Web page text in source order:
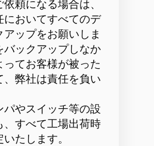
頼になる場合は、
においてすべてのデ
ップをお願いしま
バックアップしなか
ってお客様が被った
、弊社は責任を負い
パやスイッチ等の設
、すべて工場出荷時
たします。